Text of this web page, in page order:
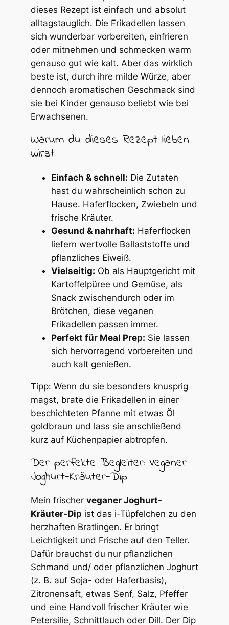
dieses Rezept ist einfach und absolut
alltagstauglich. Die Frikadellen lassen
sich wunderbar vorbereiten, einfrieren
oder mitnehmen und schmecken warm
genauso gut wie kalt. Aber das wirklich
beste ist, durch ihre milde Würze, aber
dennoch aromatischen Geschmack sind
sie bei Kinder genauso beliebt wie bei
Erwachsenen.
Warum du dieses Rezept lieben
wirst
Einfach & schnell: Die Zutaten
hast du wahrscheinlich schon zu
Hause. Haferflocken, Zwiebeln und
frische Kräuter.
Gesund & nahrhaft: Haferflocken
liefern wertvolle Ballaststoffe und
pflanzliches Eiweiß.
Vielseitig: Ob als Hauptgericht mit
Kartoffelpüree und Gemüse, als
Snack zwischendurch oder im
Brötchen, diese veganen
Frikadellen passen immer.
Perfekt für Meal Prep: Sie lassen
sich hervorragend vorbereiten und
auch kalt genießen.
Tipp: Wenn du sie besonders knusprig
magst, brate die Frikadellen in einer
beschichteten Pfanne mit etwas Öl
goldbraun und lass sie anschließend
kurz auf Küchenpapier abtropfen.
Der perfekte Begleiter: Veganer
Joghurt-Kräuter-Dip
Mein frischer veganer Joghurt-
Kräuter-Dip ist das i-Tüpfelchen zu den
herzhaften Bratlingen. Er bringt
Leichtigkeit und Frische auf den Teller.
Dafür brauchst du nur pflanzlichen
Schmand und/ oder pflanzlichen Joghurt
(z. B. auf Soja- oder Haferbasis),
Zitronensaft, etwas Senf, Salz, Pfeffer
und eine Handvoll frischer Kräuter wie
Petersilie, Schnittlauch oder Dill. Der Dip